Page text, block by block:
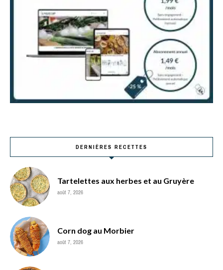
DERNIÈRES RECETTES
Tartelettes aux herbes et au Gruyère
août 7, 2026
Corn dog au Morbier
août 7, 2026